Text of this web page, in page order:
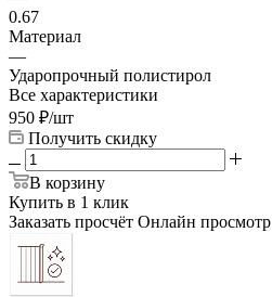
0.67
Материал
—
Ударопрочный полистирол
Все характеристики
950 ₽/шт
Получить скидку
В корзину
Купить в 1 клик
Заказать просчёт Онлайн просмотр